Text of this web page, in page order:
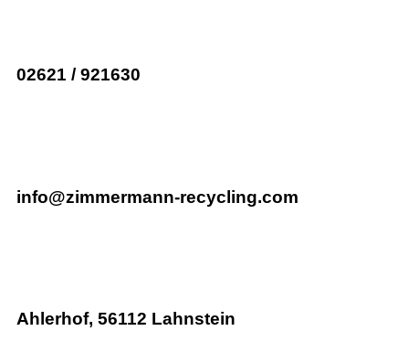
02621 / 921630
info@zimmermann-recycling.com
Ahlerhof, 56112 Lahnstein